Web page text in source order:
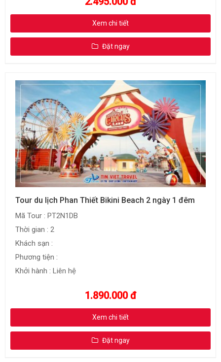
Xem chi tiết
Đặt ngay
Tour du lịch Phan Thiết Bikini Beach 2 ngày 1 đêm
Mã Tour : PT2N1DB
Thời gian : 2
Khách sạn :
Phương tiện :
Khởi hành : Liên hệ
1.890.000 đ
Xem chi tiết
Đặt ngay